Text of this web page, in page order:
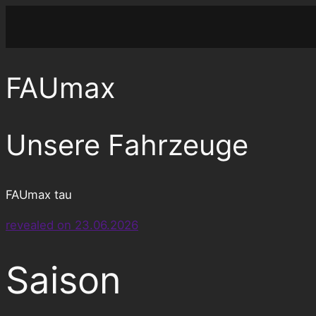
FAUmax
Unsere Fahrzeuge
FAUmax tau
revealed on 23.06.2026
Saison